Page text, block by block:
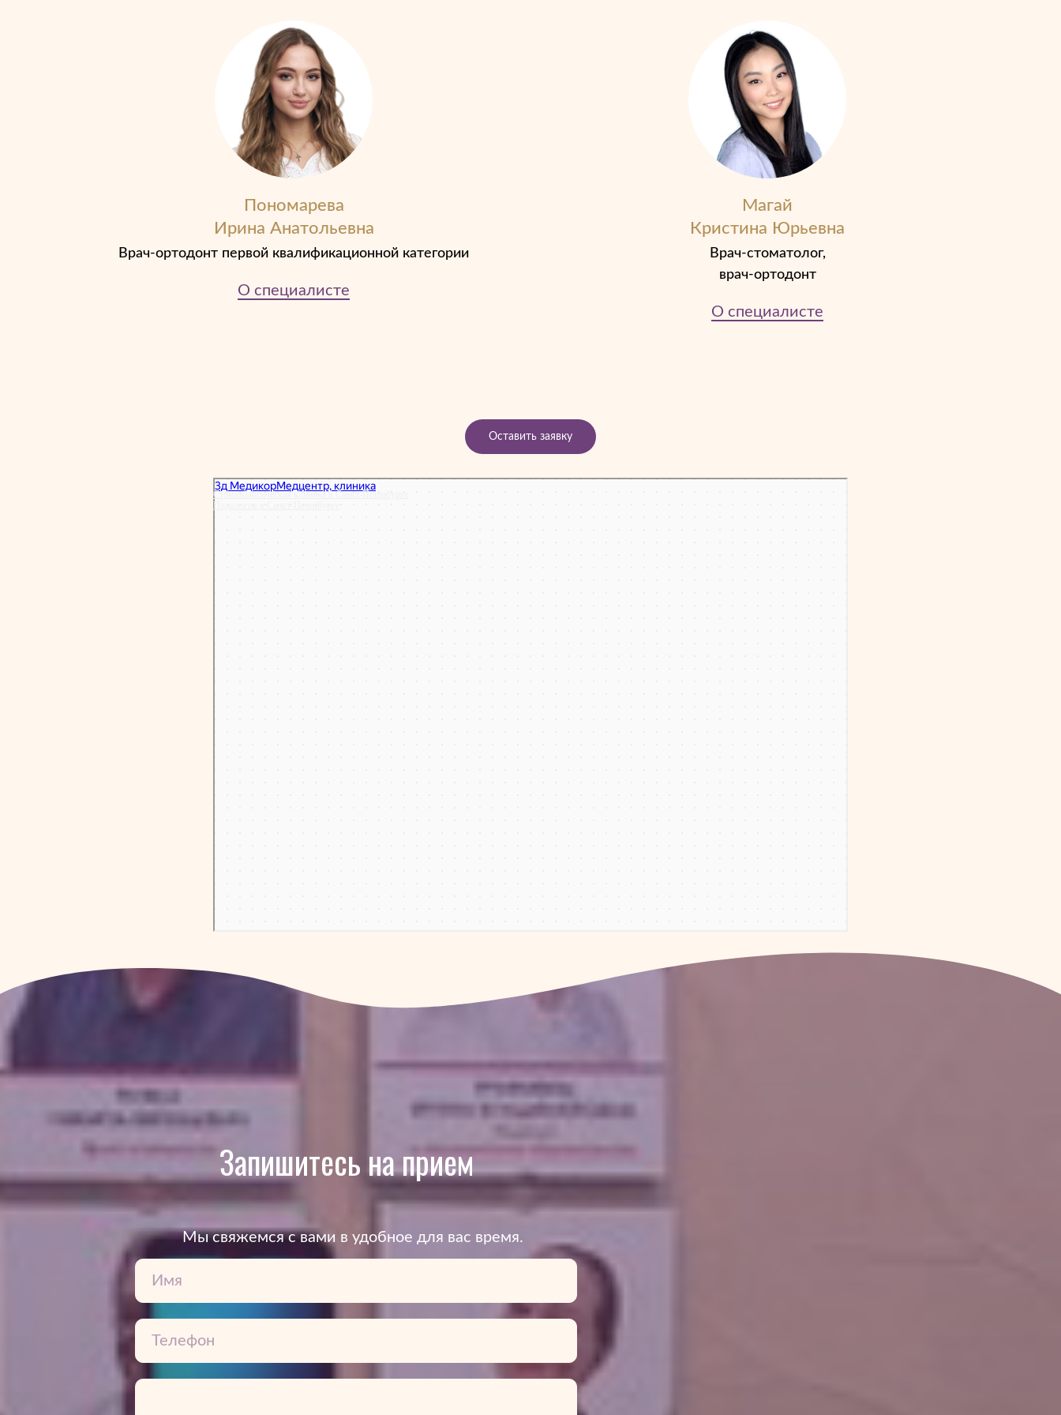
Пономарева
Ирина Анатольевна
Врач-ортодонт первой квалификационной категории
О специалисте
Магай
Кристина Юрьевна
Врач-стоматолог,
врач-ортодонт
О специалисте
Оставить заявку
Стоматологическая клиника в Санкт‑Петербурге
Запишитесь на прием
Mы свяжемся с вами в удобное для вас время.